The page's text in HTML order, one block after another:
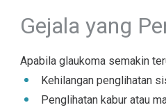
Gejala yang
Apabila glaukoma semakin
Kehilangan penglihatan
Penglihatan kabur atau